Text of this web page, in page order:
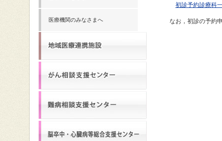
医療機関のみなさまへ
初診予約診療科
なお，初診の予約